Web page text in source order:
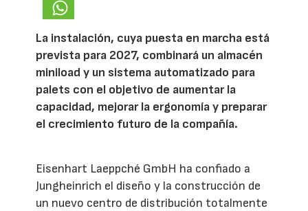
La instalación, cuya puesta en marcha está
prevista para 2027, combinará un almacén
miniload y un sistema automatizado para
palets con el objetivo de aumentar la
capacidad, mejorar la ergonomía y preparar
el crecimiento futuro de la compañía.
Eisenhart Laeppché GmbH ha confiado a
Jungheinrich el diseño y la construcción de
un nuevo centro de distribución totalmente